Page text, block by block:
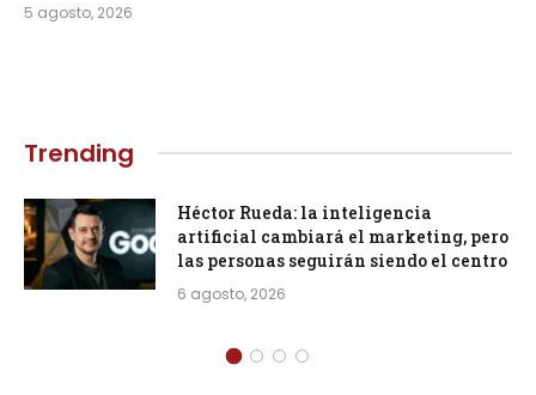
5 agosto, 2026
Trending
Héctor Rueda: la inteligencia
artificial cambiará el marketing, pero
las personas seguirán siendo el centro
6 agosto, 2026